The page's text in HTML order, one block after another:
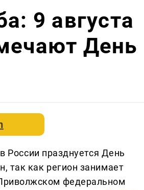
9 августа
День
России празднуется День
так как регион занимает
федеральном